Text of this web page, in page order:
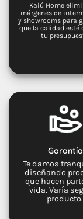
Kaiú Home
márgenes de
y showrooms para
que la calidad esté
tu
Garantía
Te damos
diseñando
que hacen
vida. Varía
producto.